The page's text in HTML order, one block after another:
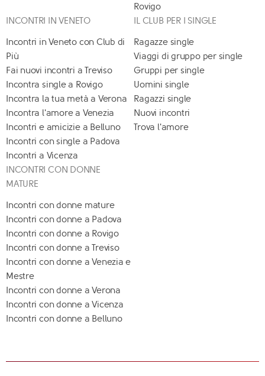
Rovigo
INCONTRI IN VENETO
Incontri in Veneto con Club di
Più
Fai nuovi incontri a Treviso
Incontra single a Rovigo
Incontra la tua metà a Verona
Incontra l'amore a Venezia
Incontri e amicizie a Belluno
Incontri con single a Padova
Incontri a Vicenza
IL CLUB PER I SINGLE
Ragazze single
Viaggi di gruppo per single
Gruppi per single
Uomini single
Ragazzi single
Nuovi incontri
Trova l'amore
INCONTRI CON DONNE
MATURE
Incontri con donne mature
Incontri con donne a Padova
Incontri con donne a Rovigo
Incontri con donne a Treviso
Incontri con donne a Venezia e
Mestre
Incontri con donne a Verona
Incontri con donne a Vicenza
Incontri con donne a Belluno